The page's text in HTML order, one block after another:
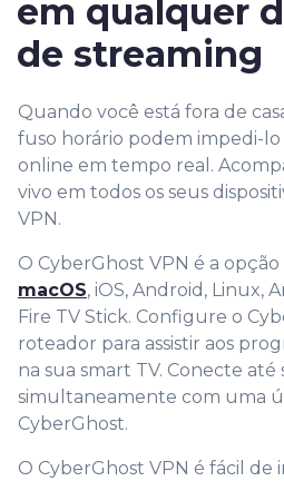
em qualquer
de streaming
Quando você está fora de
fuso horário podem impedi-lo
online em tempo real.
vivo em todos os seus
VPN.
O CyberGhost VPN é a
macOS, iOS, Android, Linux,
Fire TV Stick. Configure o
roteador para assistir aos
na sua smart TV. Conecte até
simultaneamente com uma
CyberGhost.
O CyberGhost VPN é fácil de